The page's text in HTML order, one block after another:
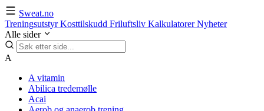
Sweat.no
TreningsutstyrKosttilskudd Friluftsliv KalkulatorerNyheter
Alle sider
A
A vitamin
Abilica tredemølle
Acai